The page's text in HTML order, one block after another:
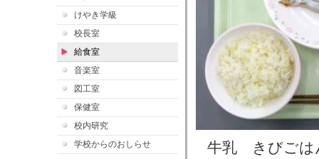
けやき学級
校長室
給食室
音楽室
図工室
保健室
校内研究
学校からのおしらせ
牛乳 きびごは